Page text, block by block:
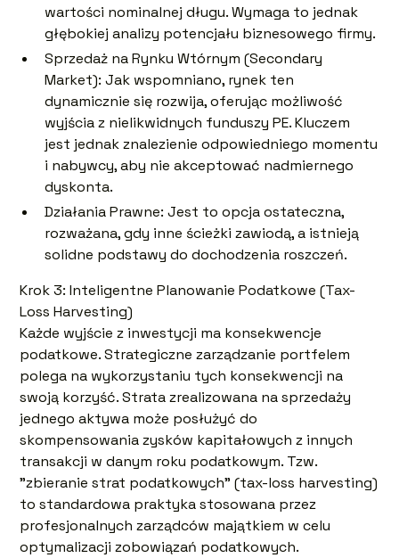
wartości nominalnej długu. Wymaga to jednak
głębokiej analizy potencjału biznesowego firmy.
Sprzedaż na Rynku Wtórnym (Secondary
Market): Jak wspomniano, rynek ten
dynamicznie się rozwija, oferując możliwość
wyjścia z nielikwidnych funduszy PE. Kluczem
jest jednak znalezienie odpowiedniego momentu
i nabywcy, aby nie akceptować nadmiernego
dyskonta.
Działania Prawne: Jest to opcja ostateczna,
rozważana, gdy inne ścieżki zawiodą, a istnieją
solidne podstawy do dochodzenia roszczeń.
Krok 3: Inteligentne Planowanie Podatkowe (Tax-
Loss Harvesting)
Każde wyjście z inwestycji ma konsekwencje
podatkowe. Strategiczne zarządzanie portfelem
polega na wykorzystaniu tych konsekwencji na
swoją korzyść. Strata zrealizowana na sprzedaży
jednego aktywa może posłużyć do
skompensowania zysków kapitałowych z innych
transakcji w danym roku podatkowym. Tzw.
"zbieranie strat podatkowych" (tax-loss harvesting)
to standardowa praktyka stosowana przez
profesjonalnych zarządców majątkiem w celu
optymalizacji zobowiązań podatkowych.